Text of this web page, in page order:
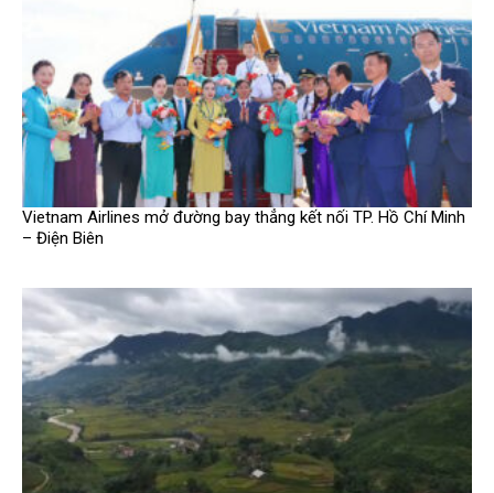
Vietnam Airlines mở đường bay thẳng kết nối TP. Hồ Chí Minh
– Điện Biên